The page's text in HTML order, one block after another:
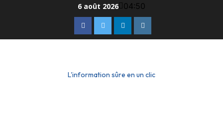
6 août 2026 04:50
L'information sûre en un clic